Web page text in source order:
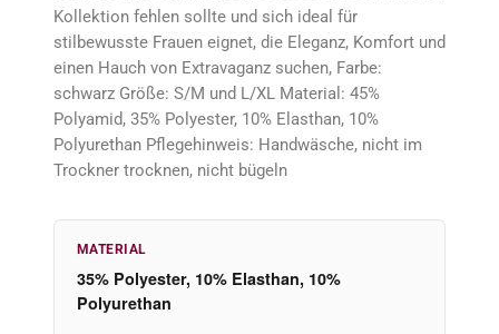
Kollektion fehlen sollte und sich ideal für
stilbewusste Frauen eignet, die Eleganz, Komfort und
einen Hauch von Extravaganz suchen, Farbe:
schwarz Größe: S/M und L/XL Material: 45%
Polyamid, 35% Polyester, 10% Elasthan, 10%
Polyurethan Pflegehinweis: Handwäsche, nicht im
Trockner trocknen, nicht bügeln
MATERIAL
35% Polyester, 10% Elasthan, 10%
Polyurethan